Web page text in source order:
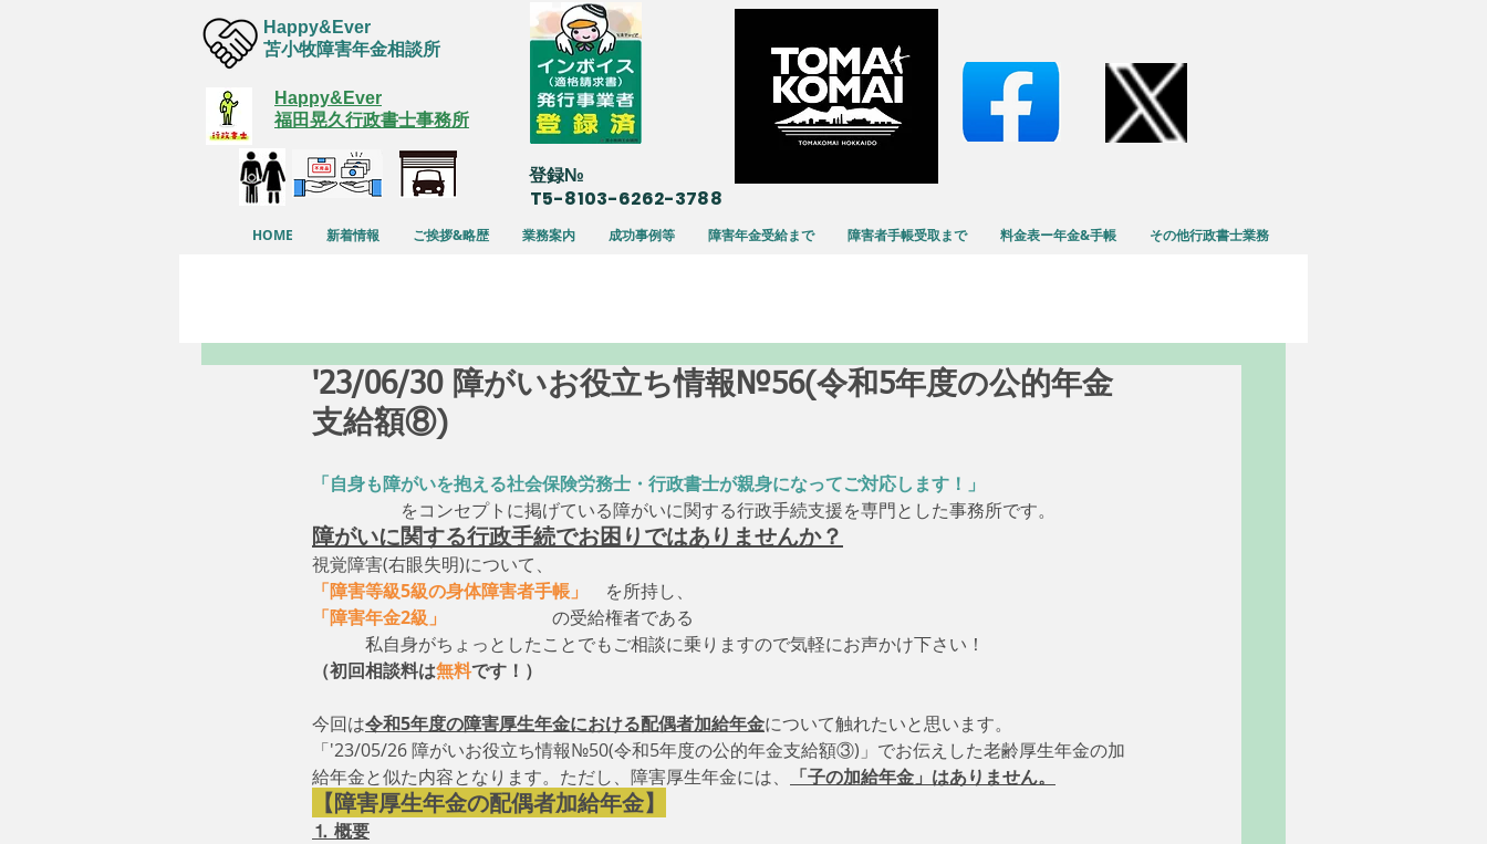
Happy&Ever
苫小牧障害年金相談所
Happy&Ever
福田晃久行政書士事務所
​登録№
T5-8103-6262-3788
HOME 新着情報 ご挨拶&略歴 業務案内 成功事例等 障害年金受給まで 障害者手帳受取まで 料金表ー年金&手帳 その他行政書士業務
'23/06/30 障がいお役立ち情報№56(令和5年度の公的年金
支給額⑧)
「自身も障がいを抱える社会保険労務士・行政書士が親身になってご対応します！」
をコンセプトに掲げている障がいに関する行政手続支援を専門とした事務所です。
障がいに関する行政手続でお困りではありませんか？
視覚障害(右眼失明)について、
「障害等級5級の身体障害者手帳」
を所持し、
「障害年金2級」
の受給権者である
私自身がちょっとしたことでもご相談に乗りますので気軽にお声かけ下さい！
（初回相談料は無料です！）
今回は令和5年度の障害厚生年金における配偶者加給年金について触れたいと思います。
「'23/05/26 障がいお役立ち情報№50(令和5年度の公的年金支給額③)」でお伝えした老齢厚生年金の加
給年金と似た内容となります。ただし、障害厚生年金には、
「子の加給年金」はありません。
【障害厚生年金の配偶者加給年金】
⒈ 概要